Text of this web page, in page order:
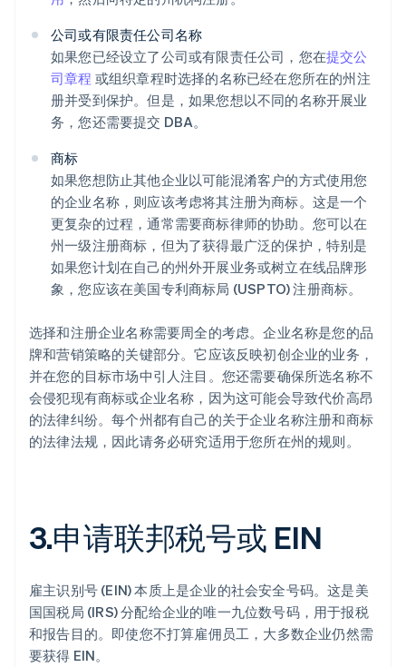
公司或有限责任公司名称
如果您已经设立了公司或有限责任公司，您在提交公
司章程 或组织章程时选择的名称已经在您所在的州注
册并受到保护。但是，如果您想以不同的名称开展业
务，您还需要提交 DBA。
商标
如果您想防止其他企业以可能混淆客户的方式使用您
的企业名称，则应该考虑将其注册为商标。这是一个
更复杂的过程，通常需要商标律师的协助。您可以在
州一级注册商标，但为了获得最广泛的保护，特别是
如果您计划在自己的州外开展业务或树立在线品牌形
象，您应该在美国专利商标局 (USPTO) 注册商标。
选择和注册企业名称需要周全的考虑。企业名称是您的品
牌和营销策略的关键部分。它应该反映初创企业的业务，
并在您的目标市场中引人注目。您还需要确保所选名称不
会侵犯现有商标或企业名称，因为这可能会导致代价高昂
的法律纠纷。每个州都有自己的关于企业名称注册和商标
的法律法规，因此请务必研究适用于您所在州的规则。
3.申请联邦税号或 EIN
雇主识别号 (EIN) 本质上是企业的社会安全号码。这是美
国国税局 (IRS) 分配给企业的唯一九位数号码，用于报税
和报告目的。即使您不打算雇佣员工，大多数企业仍然需
要获得 EIN。